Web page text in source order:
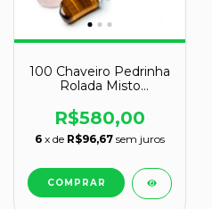
100 Chaveiro Pedrinha
Rolada Misto
ATACADO 120994
R$580,00
6 x de R$96,67 sem juros